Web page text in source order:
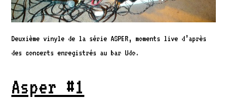
Deuxième vinyle de la série ASPER, moments live d’après
des concerts enregistrés au bar Udo.
Asper #1